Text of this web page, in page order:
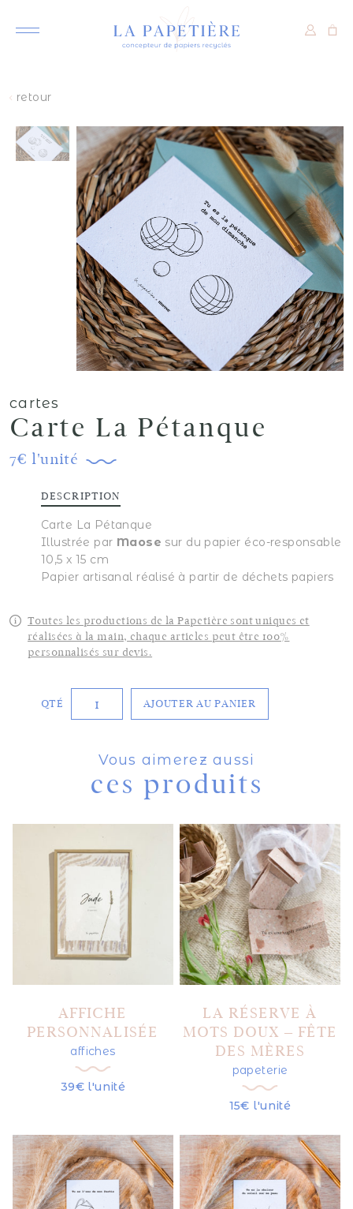
retour
cartes
Carte La Pétanque
7€ l'unité
DESCRIPTION
Carte La Pétanque
Illustrée par Maose sur du papier éco-responsable
10,5 x 15 cm
Papier artisanal réalisé à partir de déchets papiers
Toutes les productions de la Papetière sont uniques et
réalisées à la main, chaque articles peut être 100%
personnalisés sur devis.
QTÉ
quantité
AJOUTER AU PANIER
Vous aimerez aussi
ces produits
AFFICHE
PERSONNALISÉE
affiches
39€ l'unité
LA RÉSERVE À
MOTS DOUX – FÊTE
DES MÈRES
papeterie
15€ l'unité